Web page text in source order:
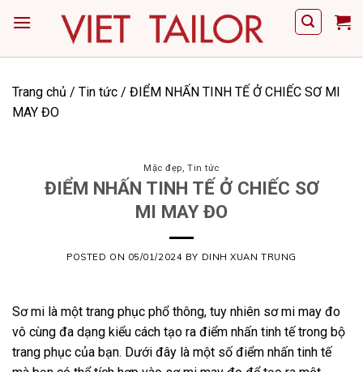
Trang chủ / Tin tức / ĐIỂM NHẤN TINH TẾ Ở CHIẾC SƠ MI
MAY ĐO
Mặc đẹp,Tin tức
ĐIỂM NHẤN TINH TẾ Ở CHIẾC SƠ
MI MAY ĐO
POSTED ON 05/01/2024 BY DINH XUAN TRUNG
Sơ mi là một trang phục phổ thông, tuy nhiên sơ mi may đo
vô cùng đa dạng kiểu cách tạo ra điểm nhấn tinh tế trong bộ
trang phục của bạn. Dưới đây là một số điểm nhấn tinh tế